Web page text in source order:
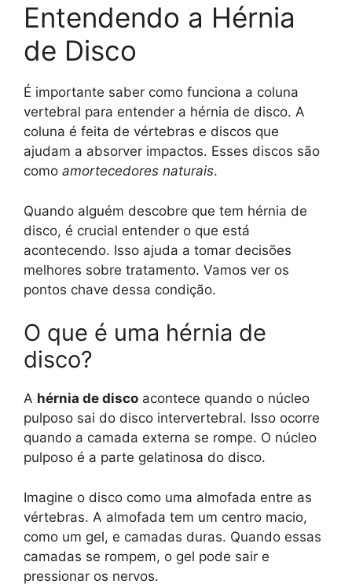
Entendendo a Hérnia
de Disco
É importante saber como funciona a coluna
vertebral para entender a hérnia de disco. A
coluna é feita de vértebras e discos que
ajudam a absorver impactos. Esses discos são
como amortecedores naturais.
Quando alguém descobre que tem hérnia de
disco, é crucial entender o que está
acontecendo. Isso ajuda a tomar decisões
melhores sobre tratamento. Vamos ver os
pontos chave dessa condição.
O que é uma hérnia de
disco?
A hérnia de disco acontece quando o núcleo
pulposo sai do disco intervertebral. Isso ocorre
quando a camada externa se rompe. O núcleo
pulposo é a parte gelatinosa do disco.
Imagine o disco como uma almofada entre as
vértebras. A almofada tem um centro macio,
como um gel, e camadas duras. Quando essas
camadas se rompem, o gel pode sair e
pressionar os nervos.